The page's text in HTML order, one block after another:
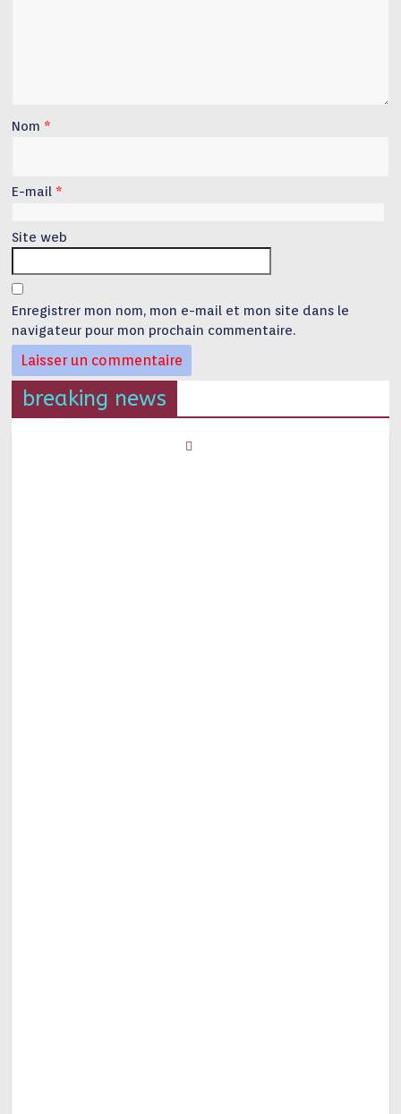
Nom *
E-mail *
Site web
Enregistrer mon nom, mon e-mail et mon site dans le
navigateur pour mon prochain commentaire.
breaking news